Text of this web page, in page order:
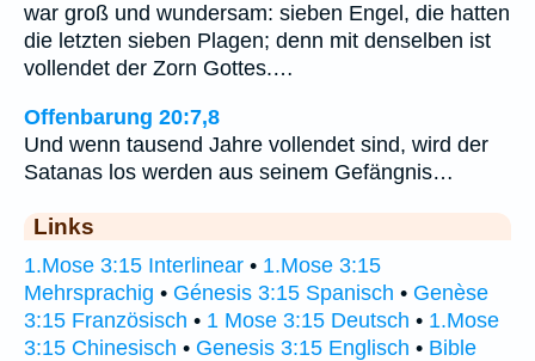
war groß und wundersam: sieben Engel, die hatten
die letzten sieben Plagen; denn mit denselben ist
vollendet der Zorn Gottes.…
Offenbarung 20:7,8
Und wenn tausend Jahre vollendet sind, wird der
Satanas los werden aus seinem Gefängnis…
Links
1.Mose 3:15 Interlinear • 1.Mose 3:15
Mehrsprachig • Génesis 3:15 Spanisch • Genèse
3:15 Französisch • 1 Mose 3:15 Deutsch • 1.Mose
3:15 Chinesisch • Genesis 3:15 Englisch • Bible